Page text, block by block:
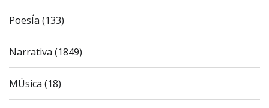
PoesÍa (133)
Narrativa (1849)
MÚsica (18)